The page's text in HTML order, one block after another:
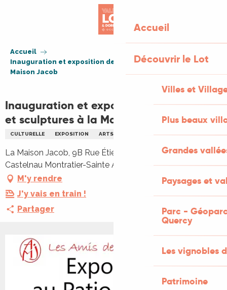
Accueil
Découvrir le Lot
Villes et
Plus beaux
Grandes
Paysages et
Parc -
Quercy
Les vignobles
Patrimoine
Accueil
Inauguration et exposition de peintures et sculptures à la
Maison Jacob
Inauguration et exposition de peintures
et sculptures à la Maison Jacob
CULTURELLE EXPOSITION ARTS SCULPTURE
La Maison Jacob, 9B Rue Étienne Lacavalerie, 46170
Castelnau Montratier-Sainte Alauzie
M'y rendre
J'y vais en train !
Partager
+1 PHOTO